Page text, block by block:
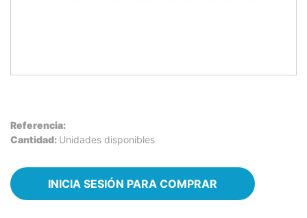
Referencia:
Cantidad: Unidades disponibles
INICIA SESIÓN PARA COMPRAR